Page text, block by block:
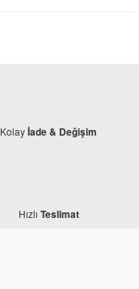
Kolayİade & Değişim
Hızlı Teslimat